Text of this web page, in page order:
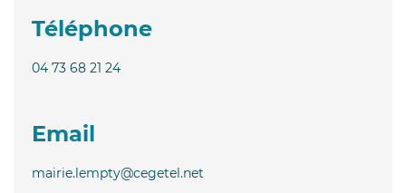
Téléphone
04 73 68 21 24
Email
mairie.lempty@cegetel.net